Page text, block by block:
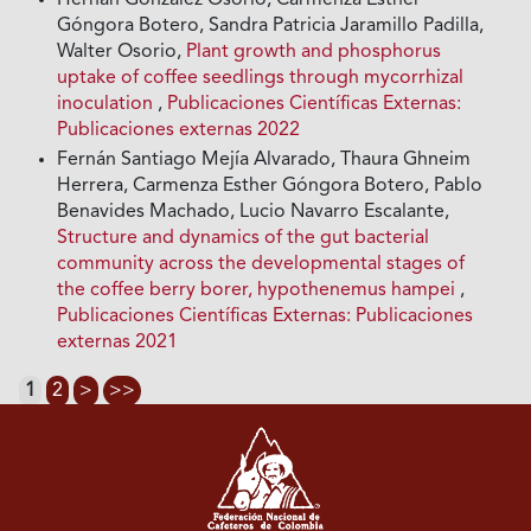
Góngora Botero, Sandra Patricia Jaramillo Padilla,
Walter Osorio, Plant growth and phosphorus
uptake of coffee seedlings through mycorrhizal
inoculation , Publicaciones Científicas Externas:
Publicaciones externas 2022
Fernán Santiago Mejía Alvarado, Thaura Ghneim
Herrera, Carmenza Esther Góngora Botero, Pablo
Benavides Machado, Lucio Navarro Escalante,
Structure and dynamics of the gut bacterial
community across the developmental stages of
the coffee berry borer, hypothenemus hampei ,
Publicaciones Científicas Externas: Publicaciones
externas 2021
1 2 > >>